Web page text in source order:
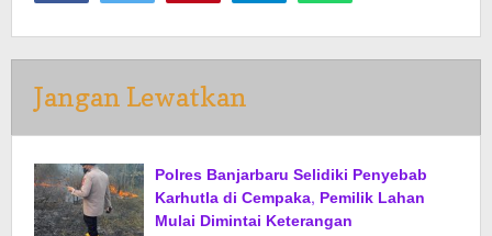
Jangan Lewatkan
Polres Banjarbaru Selidiki Penyebab
Karhutla di Cempaka, Pemilik Lahan
Mulai Dimintai Keterangan